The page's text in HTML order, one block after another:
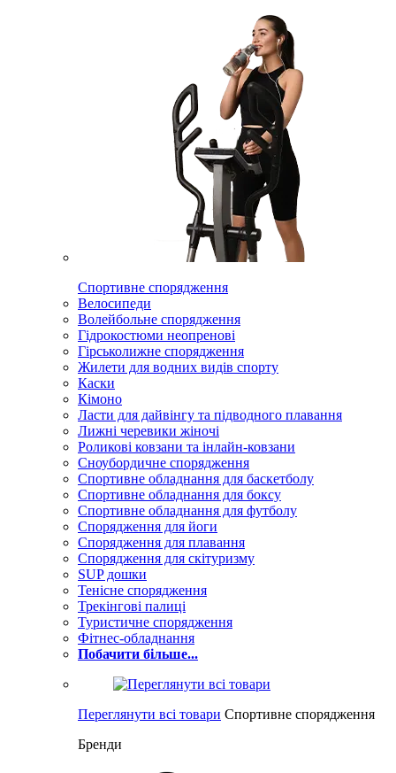
Спортивне спорядження
Велосипеди
Волейбольне спорядження
Гідрокостюми неопренові
Гірськолижне спорядження
Жилети для водних видів спорту
Каски
Кімоно
Ласти для дайвінгу та підводного плавання
Лижні черевики жіночі
Роликові ковзани та інлайн-ковзани
Сноубордичне спорядження
Спортивне обладнання для баскетболу
Спортивне обладнання для боксу
Спортивне обладнання для футболу
Спорядження для йоги
Спорядження для плавання
Спорядження для скітуризму
SUP дошки
Тенісне спорядження
Трекінгові палиці
Туристичне спорядження
Фітнес-обладнання
Побачити більше...
Переглянути всі товари Спортивне спорядження
Бренди